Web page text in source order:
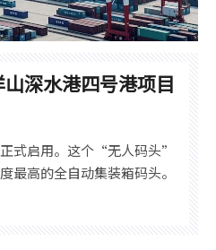
深水港四号港项目
式启用。这个“无人码头”
最高的全自动集装箱码头。